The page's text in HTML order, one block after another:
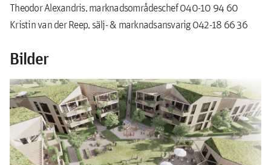
Theodor Alexandris, marknadsområdeschef 040-10 94 60
Kristin van der Reep, sälj- & marknadsansvarig 042-18 66 36
Bilder